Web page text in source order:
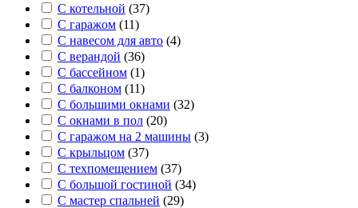
С котельной (37)
С гаражом (11)
С навесом для авто (4)
С верандой (36)
С бассейном (1)
С балконом (11)
С большими окнами (32)
С окнами в пол (20)
С гаражом на 2 машины (3)
С крыльцом (37)
С техпомещением (37)
С большой гостиной (34)
С мастер спальней (29)